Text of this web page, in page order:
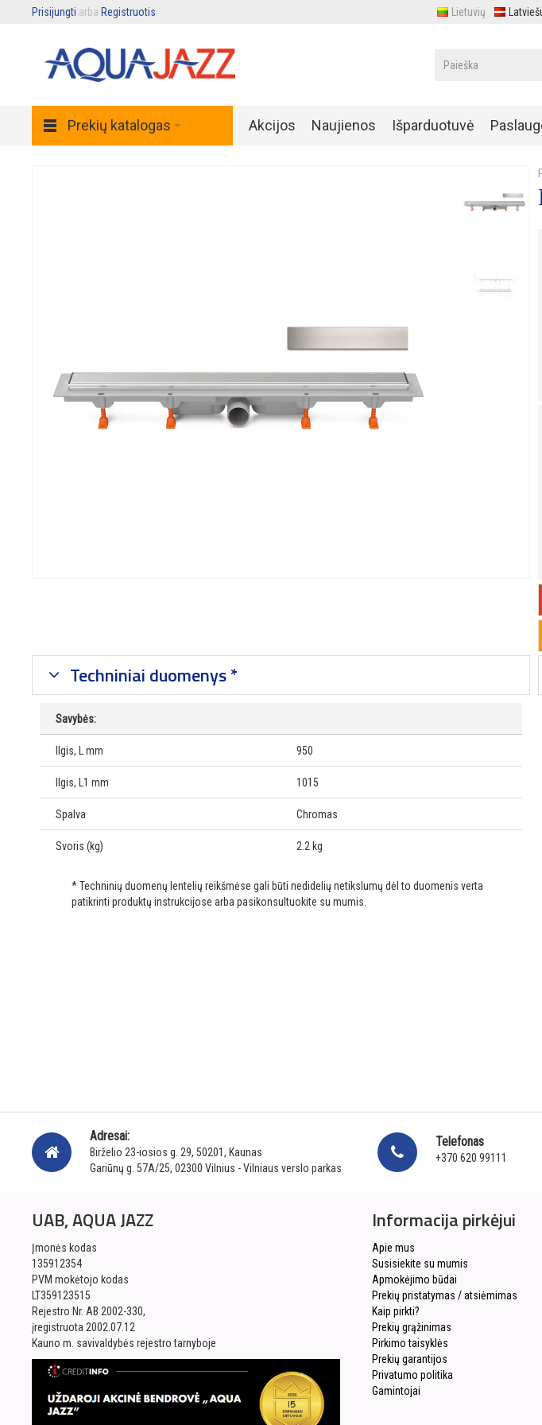
Prisijungti arba Registruotis Lietuvių
Prekių katalogas Akcijos Naujienos Išparduotuvė
Techniniai duomenys *
Savybės:
Ilgis, L mm 950
Ilgis, L1 mm 1015
Spalva Chromas
Svoris (kg) 2.2 kg
* Techninių duomenų lentelių reikšmėse gali būti nedidelių netikslumų dėl to duomenis verta
patikrinti produktų instrukcijose arba pasikonsultuokite su mumis.
Adresai:
Birželio 23-iosios g. 29, 50201, Kaunas
Gariūnų g. 57A/25, 02300 Vilnius - Vilniaus verslo parkas
Telefonas
+370 620 99111
UAB, AQUA JAZZ
Įmonės kodas
135912354
PVM mokėtojo kodas
LT359123515
Rejestro Nr. AB 2002-330,
įregistruota 2002.07.12
Kauno m. savivaldybės rejestro tarnyboje
Informacija pirkėjui
Apie mus
Susisiekite su mumis
Apmokėjimo būdai
Prekių pristatymas / atsiėmimas
Kaip pirkti?
Prekių grąžinimas
Pirkimo taisyklės
Prekių garantijos
Privatumo politika
Gamintojai